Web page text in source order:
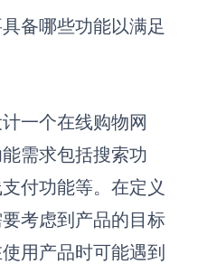
备哪些功能以满足
一个在线购物网
需求包括搜索功
付功能等。在定义
考虑到产品的目标
用产品时可能遇到